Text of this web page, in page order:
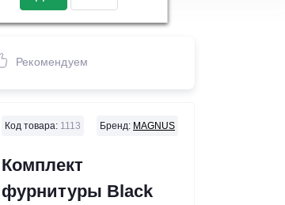
Рекомендуем
Код товара: 1113 Бренд: MAGNUS
Комплект
фурнитуры Black